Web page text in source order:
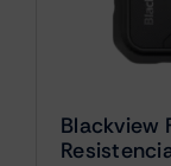
Blackview